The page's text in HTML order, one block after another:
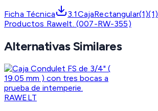
Ficha Técnica 3.1CajaRectangular(1)(1)
Productos Rawelt. (007-RW-355)
Alternativas Similares
RAWELT